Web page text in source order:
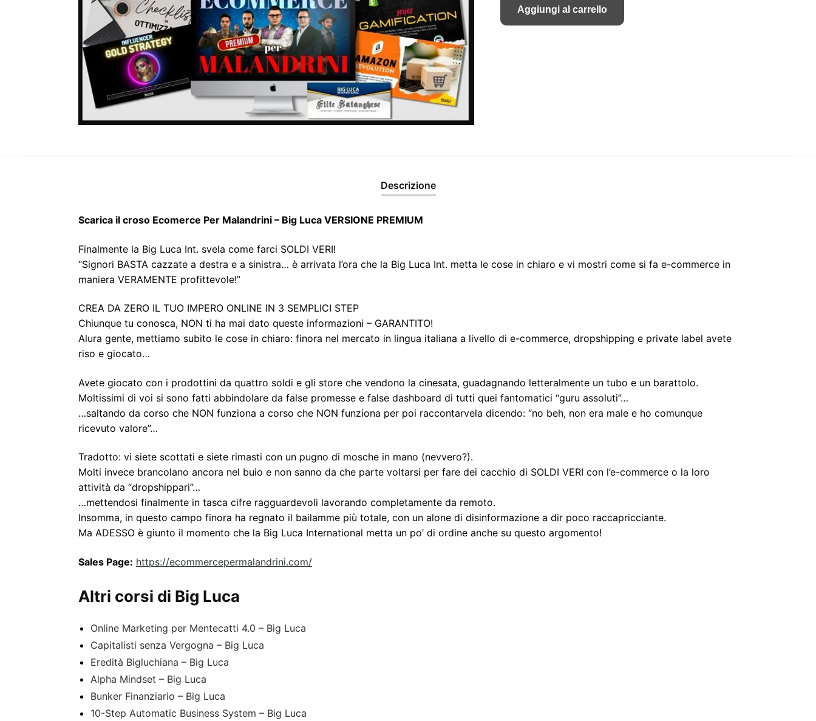
originale
era:
attuale
è:
Aggiungi al carrello
Descrizione
Scarica il croso Ecomerce Per Malandrini – Big Luca VERSIONE PREMIUM
Finalmente la Big Luca Int. svela come farci SOLDI VERI!​
“Signori BASTA cazzate a destra e a sinistra… è arrivata l’ora che la Big Luca Int. metta le cose in chiaro e vi mostri come si fa e-commerce in
maniera VERAMENTE profittevole!”
CREA DA ZERO IL TUO IMPERO ONLINE IN 3 SEMPLICI STEP
Chiunque tu conosca, NON ti ha mai dato queste informazioni – GARANTITO!
Alura gente, mettiamo subito le cose in chiaro: finora nel mercato in lingua italiana a livello di e-commerce, dropshipping e private label avete
riso e giocato…
Avete giocato con i prodottini da quattro soldi e gli store che vendono la cinesata, guadagnando letteralmente un tubo e un barattolo.
Moltissimi di voi si sono fatti abbindolare da false promesse e false dashboard di tutti quei fantomatici “guru assoluti”…
…saltando da corso che NON funziona a corso che NON funziona per poi raccontarvela dicendo: “no beh, non era male e ho comunque
ricevuto valore”…
Tradotto: vi siete scottati e siete rimasti con un pugno di mosche in mano (nevvero?).
Molti invece brancolano ancora nel buio e non sanno da che parte voltarsi per fare dei cacchio di SOLDI VERI con l’e-commerce o la loro
attività da “dropshippari”…
…mettendosi finalmente in tasca cifre ragguardevoli lavorando completamente da remoto.
Insomma, in questo campo finora ha regnato il bailamme più totale, con un alone di disinformazione a dir poco raccapricciante.
Ma ADESSO è giunto il momento che la Big Luca International metta un po’ di ordine anche su questo argomento!
Sales Page: https://ecommercepermalandrini.com/
Altri corsi di Big Luca
Online Marketing per Mentecatti 4.0 – Big Luca
Capitalisti senza Vergogna – Big Luca
Eredità Bigluchiana – Big Luca
Alpha Mindset – Big Luca
Bunker Finanziario – Big Luca
10-Step Automatic Business System – Big Luca